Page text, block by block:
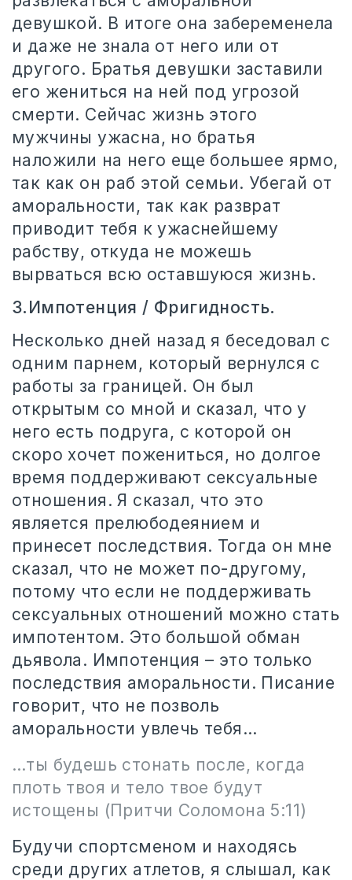
девушкой. В итоге она забеременела
и даже не знала от него или от
другого. Братья девушки заставили
его жениться на ней под угрозой
смерти. Сейчас жизнь этого
мужчины ужасна, но братья
наложили на него еще большее ярмо,
так как он раб этой семьи. Убегай от
аморальности, так как разврат
приводит тебя к ужаснейшему
рабству, откуда не можешь
вырваться всю оставшуюся жизнь.
3.Импотенция / Фригидность.
Несколько дней назад я беседовал с
одним парнем, который вернулся с
работы за границей. Он был
открытым со мной и сказал, что у
него есть подруга, с которой он
скоро хочет пожениться, но долгое
время поддерживают сексуальные
отношения. Я сказал, что это
является прелюбодеянием и
принесет последствия. Тогда он мне
сказал, что не может по-другому,
потому что если не поддерживать
сексуальных отношений можно стать
импотентом. Это большой обман
дьявола. Импотенция – это только
последствия аморальности. Писание
говорит, что не позволь
аморальности увлечь тебя…
…ты будешь стонать после, когда
плоть твоя и тело твое будут
истощены (Притчи Соломона 5:11)
Будучи спортсменом и находясь
среди других атлетов, я слышал, как